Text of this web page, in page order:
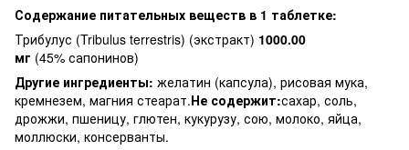
Содержание питательных веществ в 1 таблетке:
Трибулус (Tribulus terrestris) (экстракт) 1000.00
мг (45% сапонинов)
Другие ингредиенты: желатин (капсула), рисовая мука,
кремнезем, магния стеарат.Не содержит:сахар, соль,
дрожжи, пшеницу, глютен, кукурузу, сою, молоко, яйца,
моллюски, консерванты.